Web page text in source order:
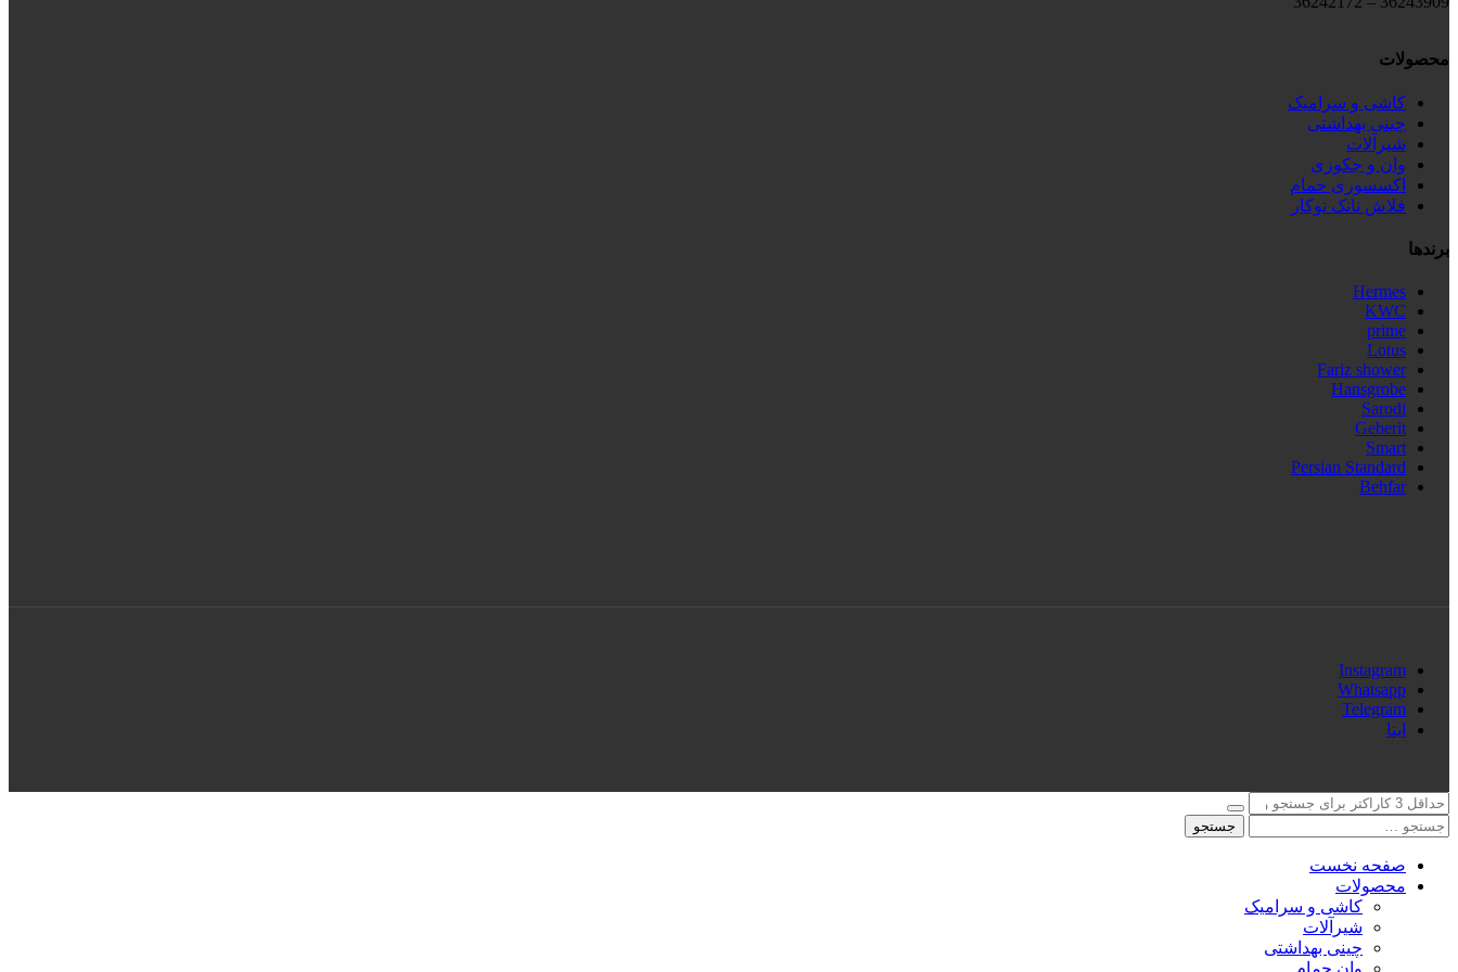
محصولات
کاشی و سرامیک
چینی بهداشتی
شیرآلات
وان و جکوزی
اکسسوری حمام
فلاش تانک توکار
برندها
Hermes
KWC
prime
Lotus
Fariz shower
Hansgrobe
Sarodi
Geberit
Smart
Persian Standard
Behfar
Instagram
Whatsapp
Telegram
ایتا
جستجو
صفحه نخست
محصولات
کاشی و سرامیک
شیرآلات
چینی بهداشتی